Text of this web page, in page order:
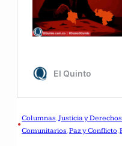
•
Columnas, Justicia y
Comunitarios, Paz y Conflicto,